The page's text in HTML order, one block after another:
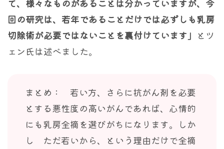
て、様々なものがあることは分かっていますが、今
回の研究は、若年であることだけでは必ずしも乳房
切除術が必要ではないことを裏付けています」 とツ
ェン氏は述べました。
まとめ： 若い方、さらに抗がん剤を必要
とする悪性度の高いがんであれば、心情的
にも乳房全摘を選びがちになります。しか
し ただ若いから、という理由だけで全摘